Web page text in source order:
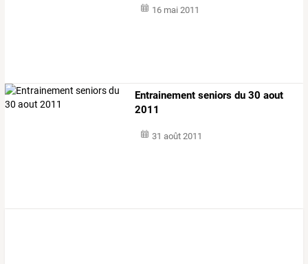
16 mai 2011
Entrainement seniors du 30 aout
2011
31 août 2011